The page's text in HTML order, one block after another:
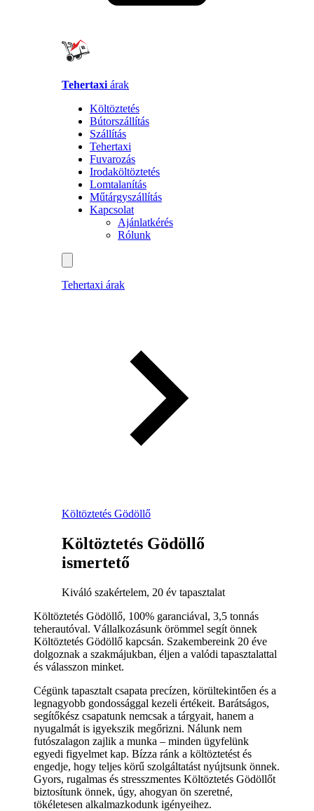
Tehertaxi árak
Költöztetés
Bútorszállítás
Szállítás
Tehertaxi
Fuvarozás
Irodaköltöztetés
Lomtalanítás
Műtárgyszállítás
Kapcsolat
Ajánlatkérés
Rólunk
Tehertaxi árak
Költöztetés Gödöllő
Költöztetés Gödöllő
ismertető
Kiváló szakértelem, 20 év tapasztalat
Költöztetés Gödöllő, 100% garanciával, 3,5 tonnás
teherautóval. Vállalkozásunk örömmel segít önnek
Költöztetés Gödöllő kapcsán. Szakembereink 20 éve
dolgoznak a szakmájukban, éljen a valódi tapasztalattal
és válasszon minket.
Cégünk tapasztalt csapata precízen, körültekintően és a
legnagyobb gondossággal kezeli értékeit. Barátságos,
segítőkész csapatunk nemcsak a tárgyait, hanem a
nyugalmát is igyekszik megőrizni. Nálunk nem
futószalagon zajlik a munka – minden ügyfelünk
egyedi figyelmet kap. Bízza ránk a költöztetést és
engedje, hogy teljes körű szolgáltatást nyújtsunk önnek.
Gyors, rugalmas és stresszmentes Költöztetés Gödöllőt
biztosítunk önnek, úgy, ahogyan ön szeretné,
tökéletesen alkalmazkodunk igényeihez.